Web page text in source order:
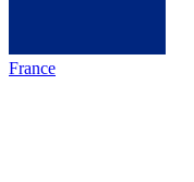
France